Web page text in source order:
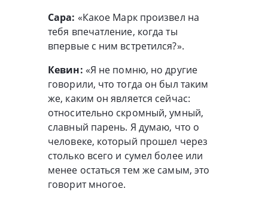
Сара: «Какое Марк произвел на
тебя впечатление, когда ты
впервые с ним встретился?».
Кевин: «Я не помню, но другие
говорили, что тогда он был таким
же, каким он является сейчас:
относительно скромный, умный,
славный парень. Я думаю, что о
человеке, который прошел через
столько всего и сумел более или
менее остаться тем же самым, это
говорит многое.